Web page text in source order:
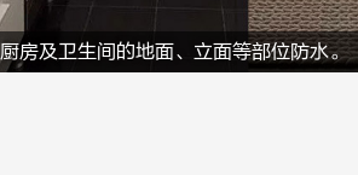
厨房及卫生间的地面、立面等部位防水。